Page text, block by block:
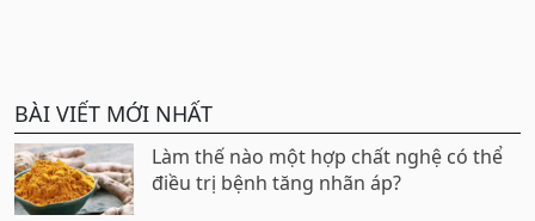
BÀI VIẾT MỚI NHẤT
Làm thế nào một hợp chất nghệ có thể
điều trị bệnh tăng nhãn áp?